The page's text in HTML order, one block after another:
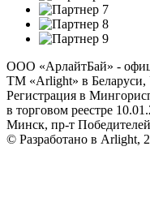
ООО «АрлайтБай» -
ТМ «Arlight» в
Регистрация в
в торговом реестре
Минск, пр-т
© Разработано в Arlight,